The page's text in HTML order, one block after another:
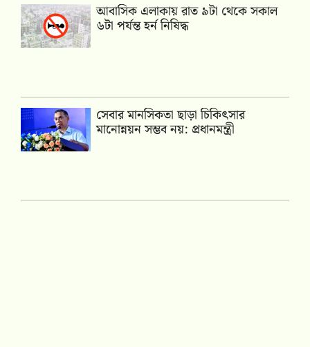
আবাসিক এলাকায় রাত ৯টা থেকে সকাল
৬টা পর্যন্ত হর্ন নিষিদ্ধ
সেবার মানসিকতা ছাড়া চিকিৎসার
মানোন্নয়ন সম্ভব নয়: প্রধানমন্ত্রী